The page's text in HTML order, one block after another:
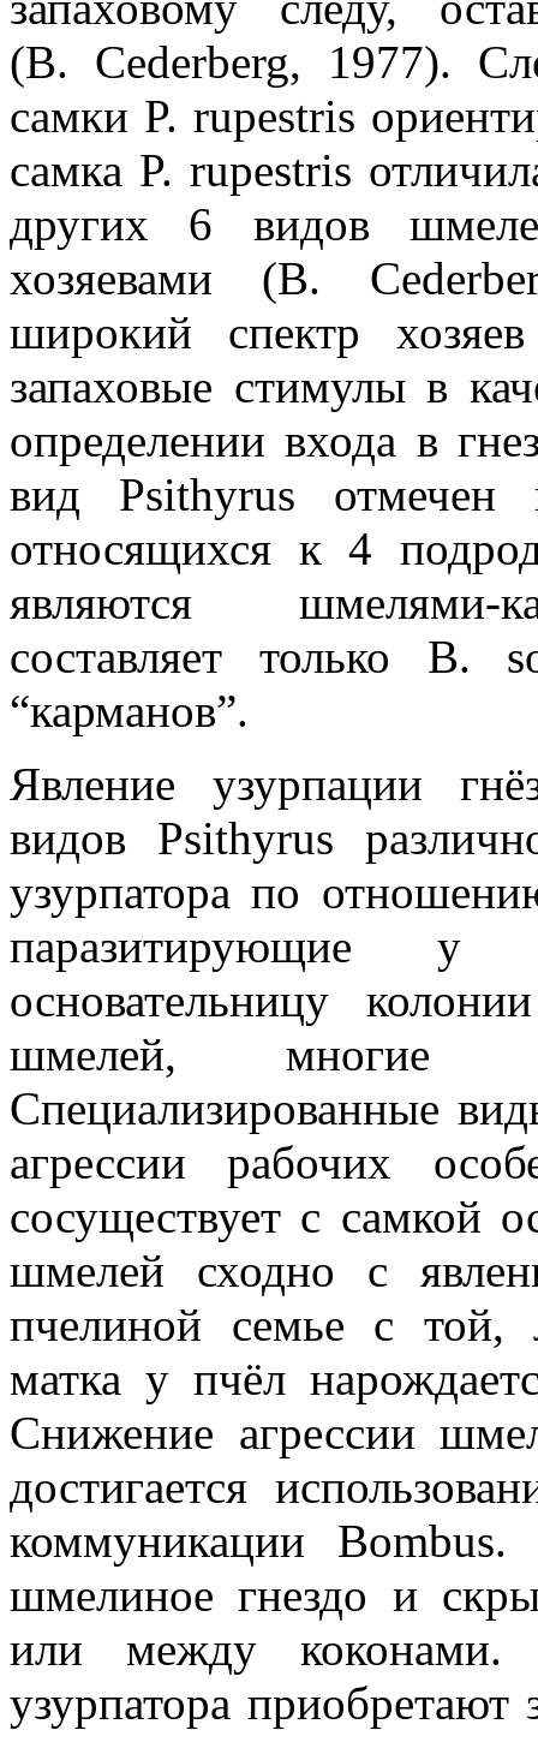
(B. Cederberg, 1977).
самки P. rupestris
самка P. rupestris
других 6 видов
хозяевами (B.
широкий спектр
запаховые стимулы в
определении входа в
вид Psithyrus
относящихся к 4
являются шмелями-
составляет только B.
“карманов”.
Явление узурпации
видов Psithyrus
узурпатора по
паразитирующие у
основательницу
шмелей, многие
Специализированные
агрессии рабочих
сосуществует с самкой
шмелей сходно с
пчелиной семье с той,
матка у пчёл
Снижение агрессии
достигается
коммуникации
шмелиное гнездо и
или между коконами.
узурпатора приобретают